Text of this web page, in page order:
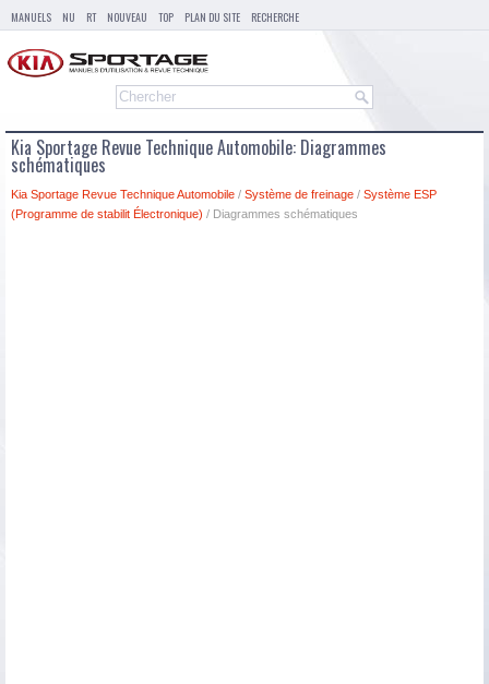
MANUELS NU RT NOUVEAU TOP PLAN DU SITE RECHERCHE
Kia Sportage Revue Technique Automobile: Diagrammes
schématiques
Kia Sportage Revue Technique Automobile / Système de freinage / Système ESP
(Programme de stabilit Électronique) / Diagrammes schématiques